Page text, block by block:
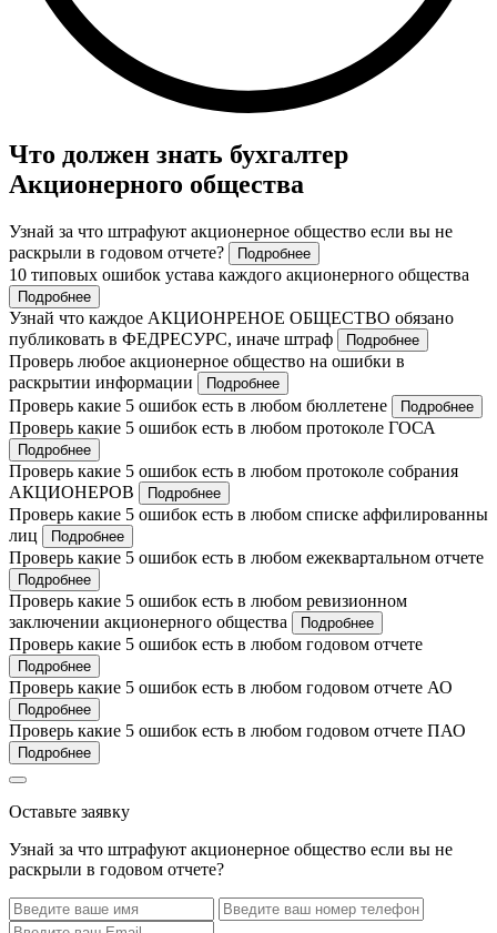
Что должен знать бухгалтер
Акционерного общества
Узнай за что штрафуют акционерное общество если вы не
раскрыли в годовом отчете?
Подробнее
10 типовых ошибок устава каждого акционерного общества
Подробнее
Узнай что каждое АКЦИОНРЕНОЕ ОБЩЕСТВО обязано
публиковать в ФЕДРЕСУРС, иначе штраф
Подробнее
Проверь любое акционерное общество на ошибки в
раскрытии информации
Подробнее
Проверь какие 5 ошибок есть в любом бюллетене Подробнее
Проверь какие 5 ошибок есть в любом протоколе ГОСА
Подробнее
Проверь какие 5 ошибок есть в любом протоколе собрания
АКЦИОНЕРОВ
Подробнее
Проверь какие 5 ошибок есть в любом списке аффилированны
лиц
Подробнее
Проверь какие 5 ошибок есть в любом ежеквартальном отчете
Подробнее
Проверь какие 5 ошибок есть в любом ревизионном
заключении акционерного общества
Подробнее
Проверь какие 5 ошибок есть в любом годовом отчете
Подробнее
Проверь какие 5 ошибок есть в любом годовом отчете АО
Подробнее
Проверь какие 5 ошибок есть в любом годовом отчете ПАО
Подробнее
Оставьте заявку
Узнай за что штрафуют акционерное общество если вы не
раскрыли в годовом отчете?